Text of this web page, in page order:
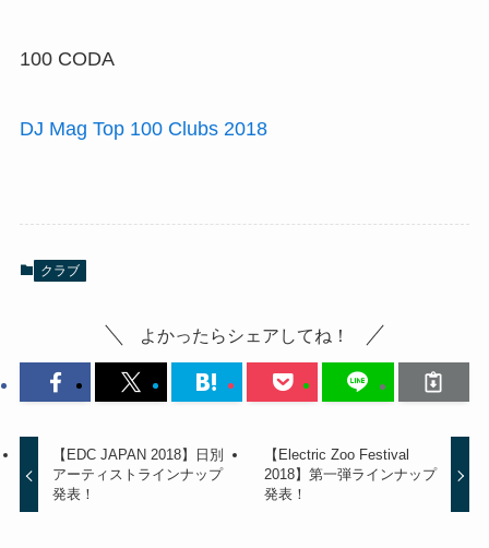
100 CODA
DJ Mag Top 100 Clubs 2018
クラブ
よかったらシェアしてね！
【EDC JAPAN 2018】日別
アーティストラインナップ
発表！
【Electric Zoo Festival
2018】第一弾ラインナップ
発表！